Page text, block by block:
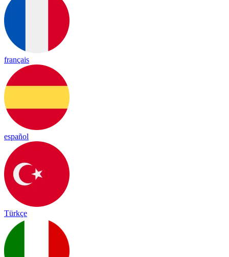
français
español
Türkçe